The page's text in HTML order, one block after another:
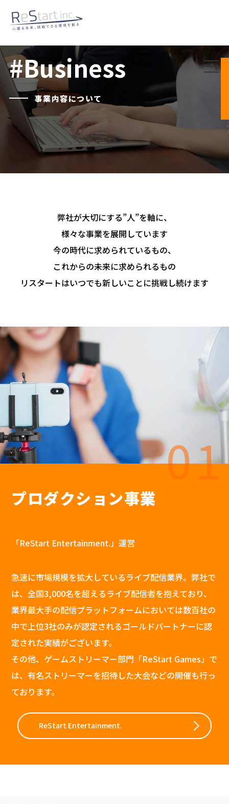
#Business
事業内容について
弊社が大切にする”人”を軸に、
様々な事業を展開しています
今の時代に求められているもの、
これからの未来に求められるもの
リスタートはいつでも新しいことに挑戦し続けます
01
プロダクション事業
「ReStart Entertainment.」運営
急速に市場規模を拡大しているライブ配信業界。弊社で
は、全国3,000名を超えるライブ配信者を抱えており、
業界最大手の配信プラットフォームにおいては数百社の
中で上位3社のみが認定されるゴールドパートナーに認
定された実績がございます。
その他、ゲームストリーマー部門「ReStart Games」で
は、有名ストリーマーを招待した大会などの開催も行っ
ております。
ReStart Entertainment.